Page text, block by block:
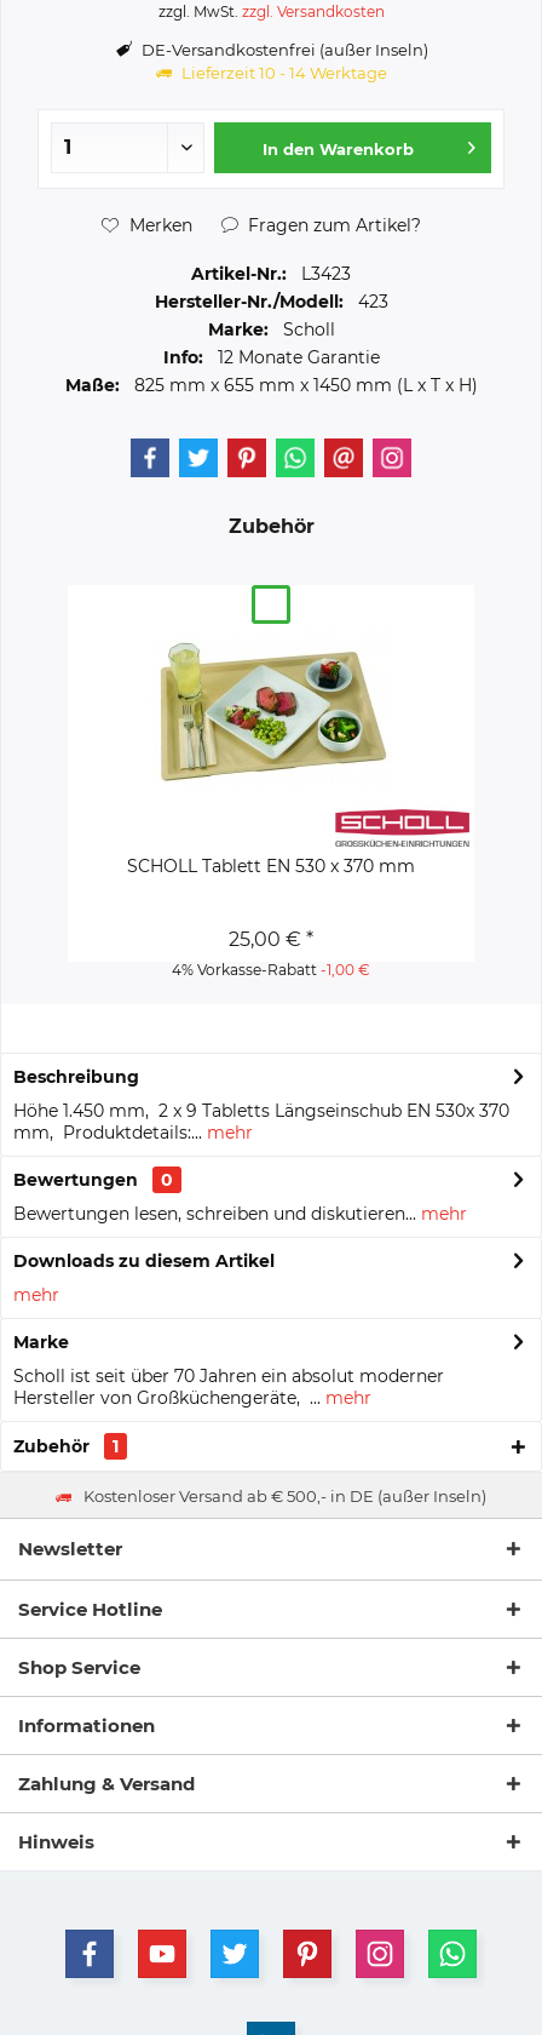
zzgl. MwSt. zzgl. Versandkosten
DE-Versandkostenfrei (außer Inseln)
Lieferzeit 10 - 14 Werktage
In den Warenkorb
Merken Fragen zum Artikel?
Artikel-Nr.:
L3423
Hersteller-Nr./Modell:
423
Marke:
Scholl
Info:
12 Monate Garantie
Maße:
825 mm x 655 mm x 1450 mm (L x T x H)
Zubehör
SCHOLL Tablett EN 530 x 370 mm
25,00 € *
4% Vorkasse-Rabatt -1,00 €
Beschreibung
Höhe 1.450 mm, 2 x 9 Tabletts Längseinschub EN 530x 370
mm, Produktdetails:... mehr
Bewertungen
0
Bewertungen lesen, schreiben und diskutieren... mehr
Downloads zu diesem Artikel
mehr
Marke
Scholl ist seit über 70 Jahren ein absolut moderner
Hersteller von Großküchengeräte, ... mehr
Zubehör 1
Kostenloser Versand ab € 500,- in DE (außer Inseln)
Newsletter
Service Hotline
Shop Service
Informationen
Zahlung & Versand
Hinweis